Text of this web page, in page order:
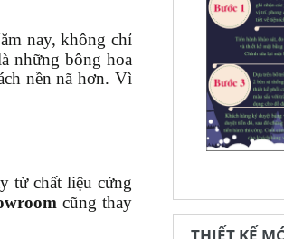
nay, không chỉ
những bông hoa
nền nã hơn. Vì
từ chất liệu cứng
cũng thay
THIẾT KẾ